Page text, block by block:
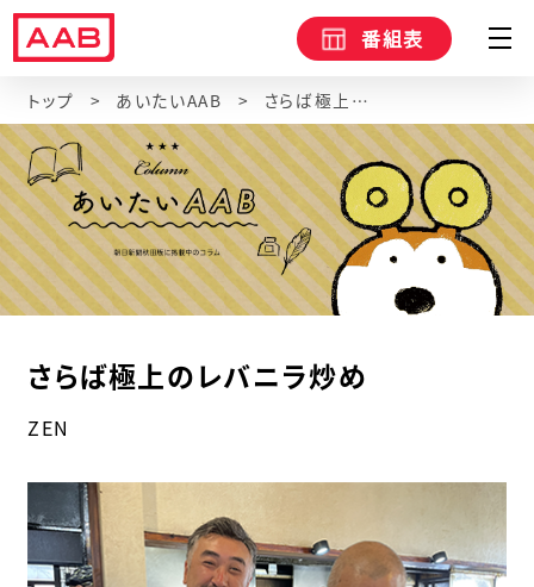
番組表
トップ あいたいAAB さらば極上のレバニラ炒め
さらば極上のレバニラ炒め
ZEN